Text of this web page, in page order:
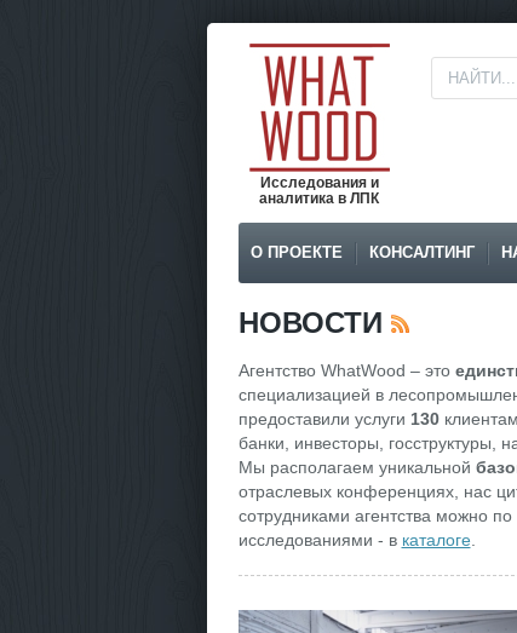
Исследования и
аналитика в ЛПК
О ПРОЕКТЕ КОНСАЛТИНГ
НОВОСТИ
Агентство WhatWood – это
специализацией в
предоставили услуги 130
банки, инвесторы, госструктуры,
Мы располагаем уникальной
отраслевых конференциях, нас
сотрудниками агентства можно
исследованиями - в каталоге.